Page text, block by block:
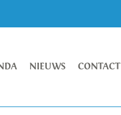
NIEUWS CONTACT